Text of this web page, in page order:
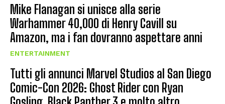
Mike Flanagan si unisce alla serie
Warhammer 40,000 di Henry Cavill su
Amazon, ma i fan dovranno aspettare anni
ENTERTAINMENT
Tutti gli annunci Marvel Studios al San Diego
Comic-Con 2026: Ghost Rider con Ryan